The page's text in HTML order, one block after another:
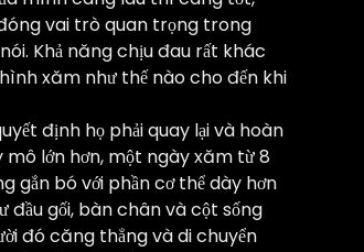
vai trò quan trọng trong
Khả năng chịu đau rất khác
xăm như thế nào cho đến khi
định họ phải quay lại và hoàn
mô lớn hơn, một ngày xăm từ 8
gắn bó với phần cơ thể dày hơn
gối, bàn chân và cột sống
đó căng thẳng và di chuyển